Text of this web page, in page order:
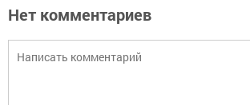
Нет комментариев